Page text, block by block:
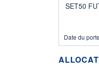
SET50
Date du